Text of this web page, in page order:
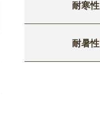
耐寒性
耐暑性